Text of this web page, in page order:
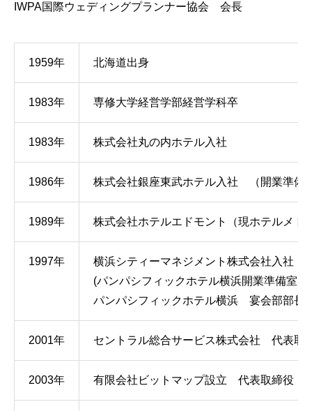
IWPA国際ウェディングプランナー協会 会長
1959年 北海道出身
1983年 専修大学経営学部経営学科卒
1983年 株式会社丸の内ホテル入社
1986年 株式会社銀座東武ホテル入社 （開業準備
1989年 株式会社ホテルエドモント（現ホテルメト
1997年
横浜シティーマネジメント株式会社入社
(パンパシフィックホテル横浜開業準備室）
パンパシフィックホテル横浜 宴会部部長
2001年 セントラル総合サービス株式会社 代表取
2003年 有限会社ビットマップ設立 代表取締役